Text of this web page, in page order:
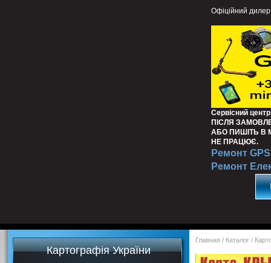
Офіційний дилер
Сервісний
ПІСЛЯ
АБО ПИШІТЬ В
НЕ ПРАЦЮЄ.
Ремонт GPS
Ремонт
Картографія України
Главная / Каталог /